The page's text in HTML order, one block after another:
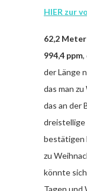
HIER zur
62,2
994,4 ppm,
der Länge
das man
das an der
dreistellige
bestätigen
zu
könnte